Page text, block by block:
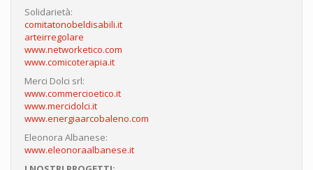
Solidarietà:
comitatonobeldisabili.it
arteirregolare
www.networketico.com
www.comicoterapia.it
Merci Dolci srl:
www.commercioetico.it
www.mercidolci.it
www.energiaarcobaleno.com
Eleonora Albanese:
www.eleonoraalbanese.it